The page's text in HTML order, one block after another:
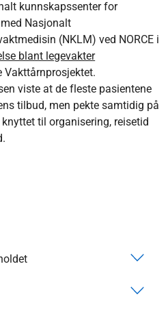
kunnskapssenter for
Nasjonalt
(NKLM) ved NORCE i
blant legevakter
viste at de fleste pasientene
tilbud, men pekte samtidig på
til organisering, reisetid